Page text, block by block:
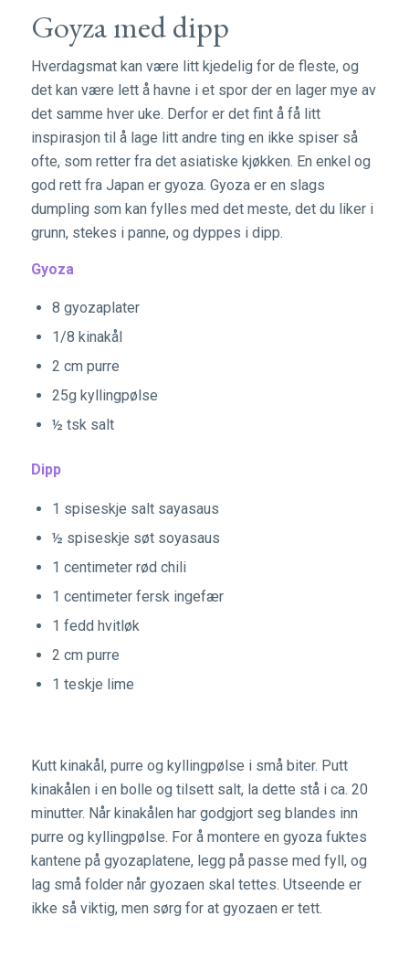
Goyza med dipp
Hverdagsmat kan være litt kjedelig for de fleste, og
det kan være lett å havne i et spor der en lager mye av
det samme hver uke. Derfor er det fint å få litt
inspirasjon til å lage litt andre ting en ikke spiser så
ofte, som retter fra det asiatiske kjøkken. En enkel og
god rett fra Japan er gyoza. Gyoza er en slags
dumpling som kan fylles med det meste, det du liker i
grunn, stekes i panne, og dyppes i dipp.
Gyoza
8 gyozaplater
1/8 kinakål
2 cm purre
25g kyllingpølse
½ tsk salt
Dipp
1 spiseskje salt sayasaus
½ spiseskje søt soyasaus
1 centimeter rød chili
1 centimeter fersk ingefær
1 fedd hvitløk
2 cm purre
1 teskje lime
Kutt kinakål, purre og kyllingpølse i små biter. Putt
kinakålen i en bolle og tilsett salt, la dette stå i ca. 20
minutter. Når kinakålen har godgjort seg blandes inn
purre og kyllingpølse. For å montere en gyoza fuktes
kantene på gyozaplatene, legg på passe med fyll, og
lag små folder når gyozaen skal tettes. Utseende er
ikke så viktig, men sørg for at gyozaen er tett.